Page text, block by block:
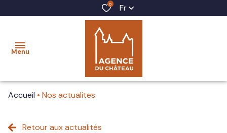
0 Fr
Menu
acheter
Accueil Nos actualites
Retour aux actualités